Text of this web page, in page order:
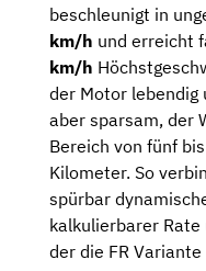
beschleunigt in
km/h und erreicht
km/h
der Motor lebendig
aber sparsam, der
Bereich von fünf
Kilometer. So
spürbar
kalkulierbarer
der die FR